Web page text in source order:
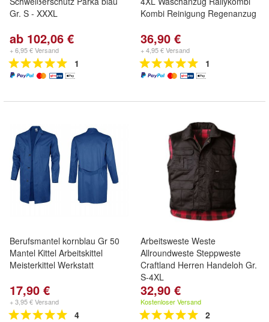
Gr. S - XXXL
ab 102,06 €
+ 6,95 € Versand
1
Kombi Reinigung Regenanzug
36,90 €
+ 4,95 € Versand
1
Berufsmantel kornblau Gr 50
Mantel Kittel Arbeitskittel
Meisterkittel Werkstatt
17,90 €
+ 3,95 € Versand
4
Arbeitsweste Weste
Allroundweste Steppweste
Craftland Herren Handeloh Gr.
S-4XL
32,90 €
Kostenloser Versand
2